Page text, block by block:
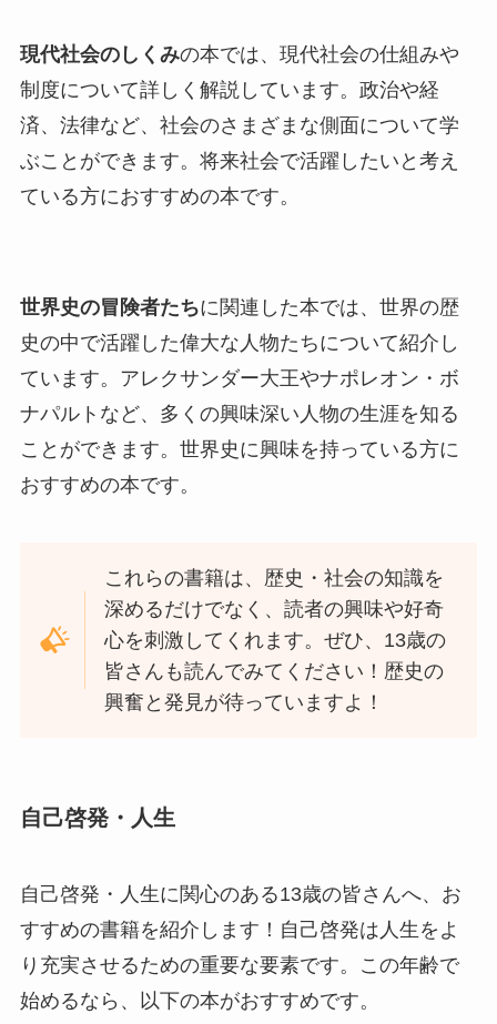
現代社会のしくみの本では、現代社会の仕組みや
制度について詳しく解説しています。政治や経
済、法律など、社会のさまざまな側面について学
ぶことができます。将来社会で活躍したいと考え
ている方におすすめの本です。
世界史の冒険者たちに関連した本では、世界の歴
史の中で活躍した偉大な人物たちについて紹介し
ています。アレクサンダー大王やナポレオン・ボ
ナパルトなど、多くの興味深い人物の生涯を知る
ことができます。世界史に興味を持っている方に
おすすめの本です。
これらの書籍は、歴史・社会の知識を
深めるだけでなく、読者の興味や好奇
心を刺激してくれます。ぜひ、13歳の
皆さんも読んでみてください！歴史の
興奮と発見が待っていますよ！
自己啓発・人生
自己啓発・人生に関心のある13歳の皆さんへ、お
すすめの書籍を紹介します！自己啓発は人生をよ
り充実させるための重要な要素です。この年齢で
始めるなら、以下の本がおすすめです。